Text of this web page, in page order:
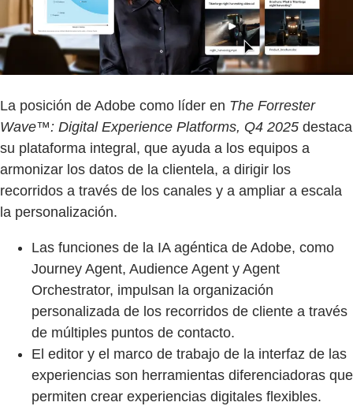
La posición de Adobe como líder en The Forrester
Wave™: Digital Experience Platforms, Q4 2025 destaca
su plataforma integral, que ayuda a los equipos a
armonizar los datos de la clientela, a dirigir los
recorridos a través de los canales y a ampliar a escala
la personalización.
Las funciones de la IA agéntica de Adobe, como
Journey Agent, Audience Agent y Agent
Orchestrator, impulsan la organización
personalizada de los recorridos de cliente a través
de múltiples puntos de contacto.
El editor y el marco de trabajo de la interfaz de las
experiencias son herramientas diferenciadoras que
permiten crear experiencias digitales flexibles.